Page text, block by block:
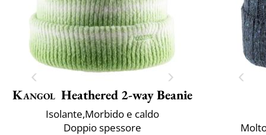
Kangol Heathered 2-way Beanie
Isolante,Morbido e caldo
Doppio spessore